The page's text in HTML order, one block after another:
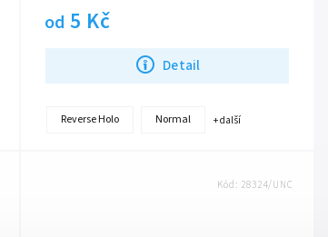
od 5 Kč
Detail
Reverse Holo Normal + další
Kód: 28324/UNC